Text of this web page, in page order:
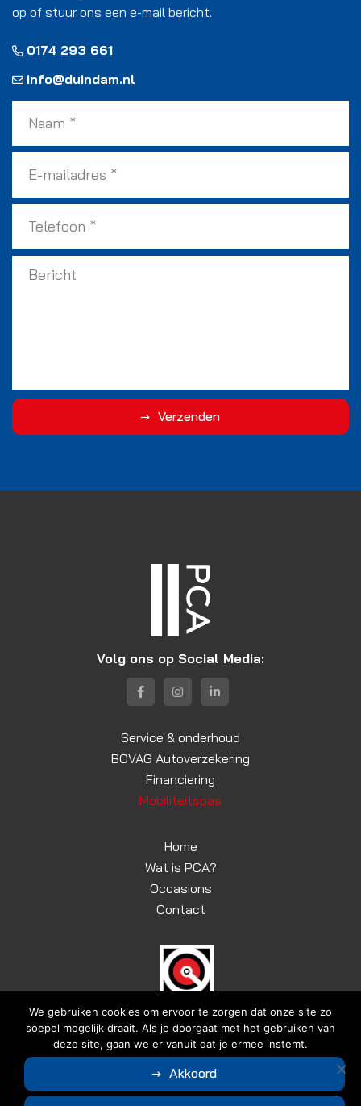
op of stuur ons een e-mail bericht.
0174 293 661
info@duindam.nl
Verzenden
Volg ons op Social Media:
Service & onderhoud
BOVAG Autoverzekering
Financiering
Mobiliteitspas
Home
Wat is PCA?
Occasions
Contact
Autobedrijf Duindam|
Algemene voorwaarden
We gebruiken cookies om ervoor te zorgen dat onze site zo
soepel mogelijk draait. Als je doorgaat met het gebruiken van
deze site, gaan we er vanuit dat je ermee instemt.
Akkoord